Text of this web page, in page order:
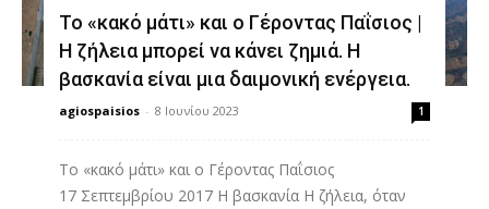
Το «κακό μάτι» και ο Γέροντας Παΐσιος |
Η ζήλεια μπορεί να κάνει ζημιά. Η
βασκανία είναι μια δαιμονική ενέργεια.
agiospaisios - 8 Ιουνίου 2023 1
Το «κακό μάτι» και ο Γέροντας Παΐσιος
17 Σεπτεμβρίου 2017 Η βασκανία Η ζήλεια, όταν